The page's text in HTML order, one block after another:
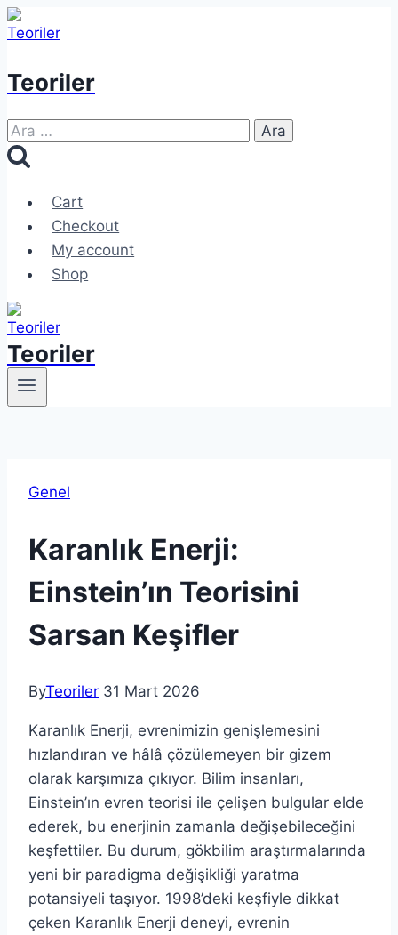
Skip
to
Teoriler
Arama:
Cart
Checkout
My account
Shop
Teoriler
Genel
Karanlık Enerji:
Einstein’ın Teorisini
Sarsan Keşifler
ByTeoriler 31 Mart 2026
Karanlık Enerji, evrenimizin genişlemesini
hızlandıran ve hâlâ çözülemeyen bir gizem
olarak karşımıza çıkıyor. Bilim insanları,
Einstein’ın evren teorisi ile çelişen bulgular elde
ederek, bu enerjinin zamanla değişebileceğini
keşfettiler. Bu durum, gökbilim araştırmalarında
yeni bir paradigma değişikliği yaratma
potansiyeli taşıyor. 1998’deki keşfiyle dikkat
çeken Karanlık Enerji deneyi, evrenin